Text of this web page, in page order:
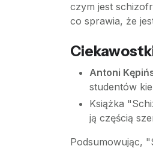
czym jest
co sprawia, że
Antoni
studentów
Książka
ją częścią
Podsumowując,